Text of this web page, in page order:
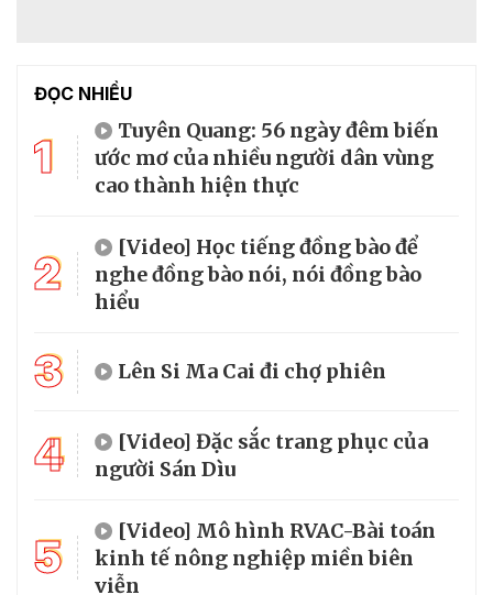
ĐỌC NHIỀU
1
Tuyên Quang: 56 ngày đêm biến
ước mơ của nhiều người dân vùng
cao thành hiện thực
2
[Video] Học tiếng đồng bào để
nghe đồng bào nói, nói đồng bào
hiểu
3 Lên Si Ma Cai đi chợ phiên
4
[Video] Đặc sắc trang phục của
người Sán Dìu
5
[Video] Mô hình RVAC-Bài toán
kinh tế nông nghiệp miền biên
viễn